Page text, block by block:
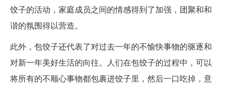
饺子的活动，家庭成员之间的情感得到了加强，团聚和和
谐的氛围得以营造。
此外，包饺子还代表了对过去一年的不愉快事物的驱逐和
对新一年美好生活的向往。人们在包饺子的过程中，可以
将所有的不顺心事物都包裹进饺子里，然后一口吃掉，意